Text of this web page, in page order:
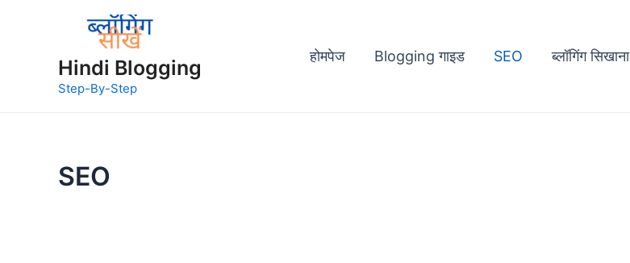
Hindi Blogging
Step-By-Step
होमपेज Blogging गाइड SEO ब्लॉगिंग सिखाना
SEO